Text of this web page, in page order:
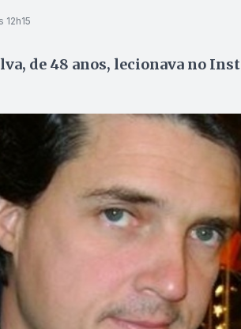
12h15
de 48 anos, lecionava no